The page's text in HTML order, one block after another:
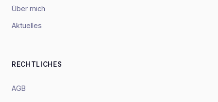
Über mich
Aktuelles
RECHTLICHES
AGB